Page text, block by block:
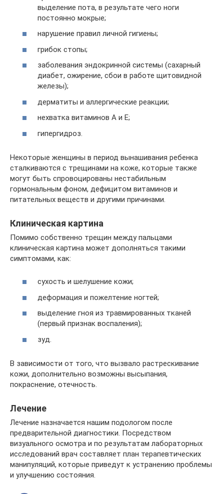
выделение пота, в результате чего ноги
постоянно мокрые;
нарушение правил личной гигиены;
грибок стопы;
заболевания эндокринной системы (сахарный
диабет, ожирение, сбои в работе щитовидной
железы);
дерматиты и аллергические реакции;
нехватка витаминов А и Е;
гипергидроз.
Некоторые женщины в период вынашивания ребенка
сталкиваются с трещинами на коже, которые также
могут быть спровоцированы нестабильным
гормональным фоном, дефицитом витаминов и
питательных веществ и другими причинами.
Клиническая картина
Помимо собственно трещин между пальцами
клиническая картина может дополняться такими
симптомами, как:
сухость и шелушение кожи;
деформация и пожелтение ногтей;
выделение гноя из травмированных тканей
(первый признак воспаления);
зуд.
В зависимости от того, что вызвало растрескивание
кожи, дополнительно возможны высыпания,
покраснение, отечность.
Лечение
Лечение назначается нашим подологом после
предварительной диагностики. Посредством
визуального осмотра и по результатам лабораторных
исследований врач составляет план терапевтических
манипуляций, которые приведут к устранению проблемы
и улучшению состояния.